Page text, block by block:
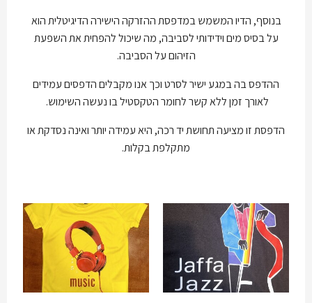
בנוסף, הדיו המשמש במדפסת ההזרקה הישירה הדיגיטלית הוא
על בסיס מים וידידותי לסביבה, מה שיכול להפחית את השפעת
הזיהום על הסביבה.
ההדפס בה במגע ישיר לסרט וכך אנו מקבלים הדפסים עמידים
לאורך זמן ללא קשר לחומר הטקסטיל בו נעשה השימוש.
הדפסת זו מציעה תחושת יד רכה, היא עמידה יותר ואינה נסדקת או
מתקלפת בקלות.